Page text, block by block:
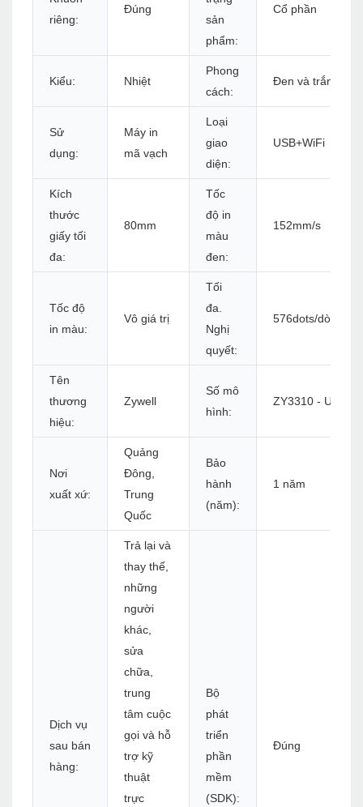
riêng:
Đúng
sản
phẩm:
Cổ phần
Kiểu: Nhiệt
Phong
cách:
Đen và trắng
Sử
dụng:
Máy in
mã vạch
Loại
giao
diện:
USB+WiFi
Kích
thước
giấy tối
đa:
80mm
Tốc
độ in
màu
đen:
152mm/s
Tốc độ
in màu:
Vô giá trị
Tối
đa.
Nghị
quyết:
576dots/dòng
Tên
thương
hiệu:
Zywell
Số mô
hình:
ZY3310 - U+W
Nơi
xuất xứ:
Quảng
Đông,
Trung
Quốc
Bảo
hành
(năm):
1 năm
Dịch vụ
sau bán
hàng:
Trả lại và
thay thế,
những
người
khác,
sửa
chữa,
trung
tâm cuộc
gọi và hỗ
trợ kỹ
thuật
trực
Bộ
phát
triển
phần
mềm
(SDK):
Đúng